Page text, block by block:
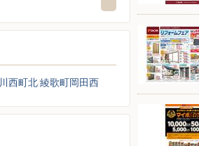
川西町北綾歌町岡田西